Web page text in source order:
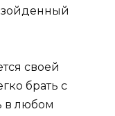
своей
брать с
в любом